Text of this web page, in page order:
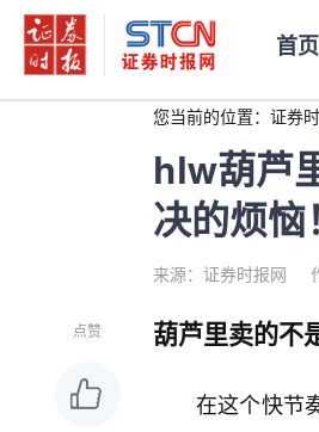
首页
您当前的位置： 证券
hlw葫芦
决的烦恼！
来源：证券时报网
点赞 葫芦里卖的不
在这个快节